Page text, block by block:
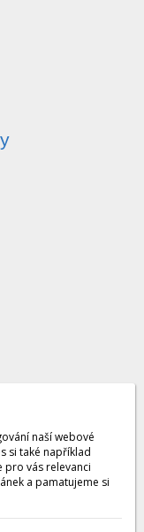
naší webové
si také například
pro vás relevanci
a pamatujeme si